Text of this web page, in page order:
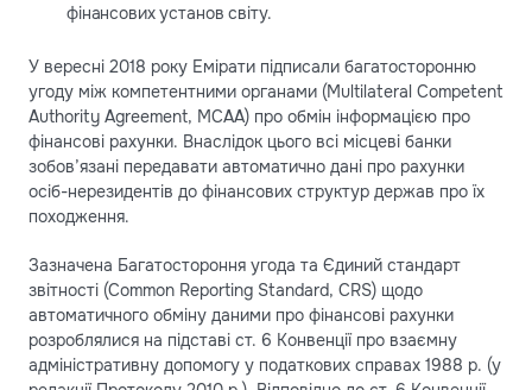
фінансових установ світу.
У вересні 2018 року Емірати підписали багатосторонню
угоду між компетентними органами (Multilateral Competent
Authority Agreement, MCAA) про обмін інформацією про
фінансові рахунки. Внаслідок цього всі місцеві банки
зобов’язані передавати автоматично дані про рахунки
осіб-нерезидентів до фінансових структур держав про їх
походження.
Зазначена Багатостороння угода та Єдиний стандарт
звітності (Common Reporting Standard, CRS) щодо
автоматичного обміну даними про фінансові рахунки
розроблялися на підставі ст. 6 Конвенції про взаємну
адміністративну допомогу у податкових справах 1988 р. (у